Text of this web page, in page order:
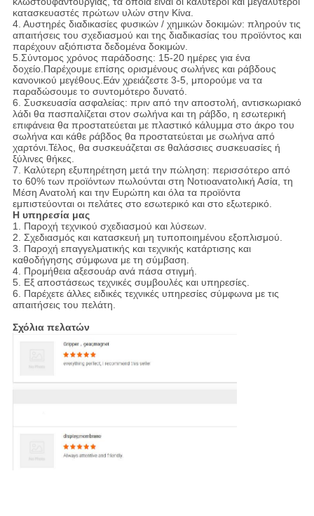
κατασκευαστές πρώτων υλών στην Κίνα.
4. Αυστηρές διαδικασίες φυσικών / χημικών δοκιμών: πληρούν τις
απαιτήσεις του σχεδιασμού και της διαδικασίας του προϊόντος και
παρέχουν αξιόπιστα δεδομένα δοκιμών.
5.Σύντομος χρόνος παράδοσης: 15-20 ημέρες για ένα
δοχείο.Παρέχουμε επίσης ορισμένους σωλήνες και ράβδους
κανονικού μεγέθους.Εάν χρειάζεστε 3-5, μπορούμε να τα
παραδώσουμε το συντομότερο δυνατό.
6. Συσκευασία ασφαλείας: πριν από την αποστολή, αντισκωριακό
λάδι θα πασπαλίζεται στον σωλήνα και τη ράβδο, η εσωτερική
επιφάνεια θα προστατεύεται με πλαστικό κάλυμμα στο άκρο του
σωλήνα και κάθε ράβδος θα προστατεύεται με σωλήνα από
χαρτόνι.Τέλος, θα συσκευάζεται σε θαλάσσιες συσκευασίες ή
ξύλινες θήκες.
7. Καλύτερη εξυπηρέτηση μετά την πώληση: περισσότερο από
το 60% των προϊόντων πωλούνται στη Νοτιοανατολική Ασία, τη
Μέση Ανατολή και την Ευρώπη και όλα τα προϊόντα
εμπιστεύονται οι πελάτες στο εσωτερικό και στο εξωτερικό.
Η υπηρεσία μας
1. Παροχή τεχνικού σχεδιασμού και λύσεων.
2. Σχεδιασμός και κατασκευή μη τυποποιημένου εξοπλισμού.
3. Παροχή επαγγελματικής και τεχνικής κατάρτισης και
καθοδήγησης σύμφωνα με τη σύμβαση.
4. Προμήθεια αξεσουάρ ανά πάσα στιγμή.
5. Εξ αποστάσεως τεχνικές συμβουλές και υπηρεσίες.
6. Παρέχετε άλλες ειδικές τεχνικές υπηρεσίες σύμφωνα με τις
απαιτήσεις του πελάτη.
Σχόλια πελατών